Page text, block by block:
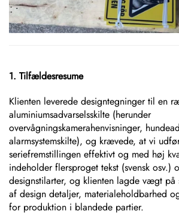
1. Tilfældesresume
Klienten leverede designtegninger til en
aluminiumsadvarselsskilte (herunder
overvågningskamerahenvisninger,
alarmsystemskilte), og krævede, at vi
seriefremstillingen effektivt og med høj
indeholder flersproget tekst (svensk osv.)
designstilarter, og klienten lagde vægt på
af design detaljer, materialeholdbarhed
for produktion i blandede partier.